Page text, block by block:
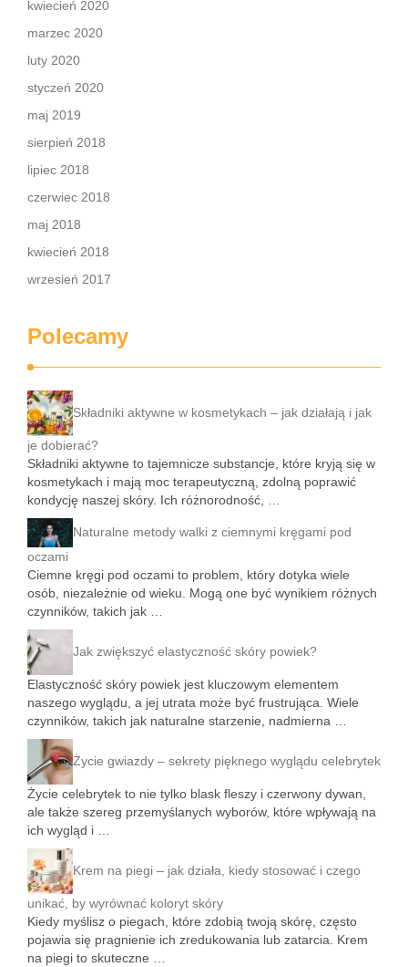
kwiecień 2020
marzec 2020
luty 2020
styczeń 2020
maj 2019
sierpień 2018
lipiec 2018
czerwiec 2018
maj 2018
kwiecień 2018
wrzesień 2017
Polecamy
Składniki aktywne w kosmetykach – jak działają i jak
je dobierać?
Składniki aktywne to tajemnicze substancje, które kryją się w
kosmetykach i mają moc terapeutyczną, zdolną poprawić
kondycję naszej skóry. Ich różnorodność, …
Naturalne metody walki z ciemnymi kręgami pod
oczami
Ciemne kręgi pod oczami to problem, który dotyka wiele
osób, niezależnie od wieku. Mogą one być wynikiem różnych
czynników, takich jak …
Jak zwiększyć elastyczność skóry powiek?
Elastyczność skóry powiek jest kluczowym elementem
naszego wyglądu, a jej utrata może być frustrująca. Wiele
czynników, takich jak naturalne starzenie, nadmierna …
Życie gwiazdy – sekrety pięknego wyglądu celebrytek
Życie celebrytek to nie tylko blask fleszy i czerwony dywan,
ale także szereg przemyślanych wyborów, które wpływają na
ich wygląd i …
Krem na piegi – jak działa, kiedy stosować i czego
unikać, by wyrównać koloryt skóry
Kiedy myślisz o piegach, które zdobią twoją skórę, często
pojawia się pragnienie ich zredukowania lub zatarcia. Krem
na piegi to skuteczne …